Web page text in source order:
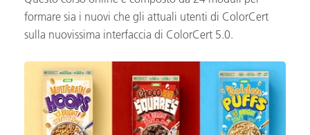
formare sia i nuovi che gli attuali utenti di ColorCert
sulla nuovissima interfaccia di ColorCert 5.0.